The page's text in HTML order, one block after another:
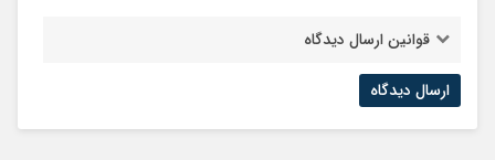
قوانین ارسال دیدگاه